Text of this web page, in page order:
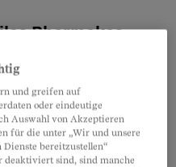
Pharmakos
und greifen auf
oder eindeutige
Auswahl von Akzeptieren
für die unter „Wir und unsere
bereitzustellen“
deaktiviert sind, sind manche